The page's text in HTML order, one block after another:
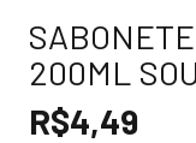
200ML
R$4,49